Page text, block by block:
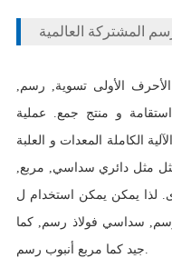
المشتركة العالمية
الأولى تسوية, رسم,
و منتج جمع. عملية
الكاملة المعدات و العلبة
مثل دائري سداسي, مربع,
لذا يمكن يمكن استخدام ل
سداسي فولاذ رسم, كما
جيد كما مربع أنبوب رسم.